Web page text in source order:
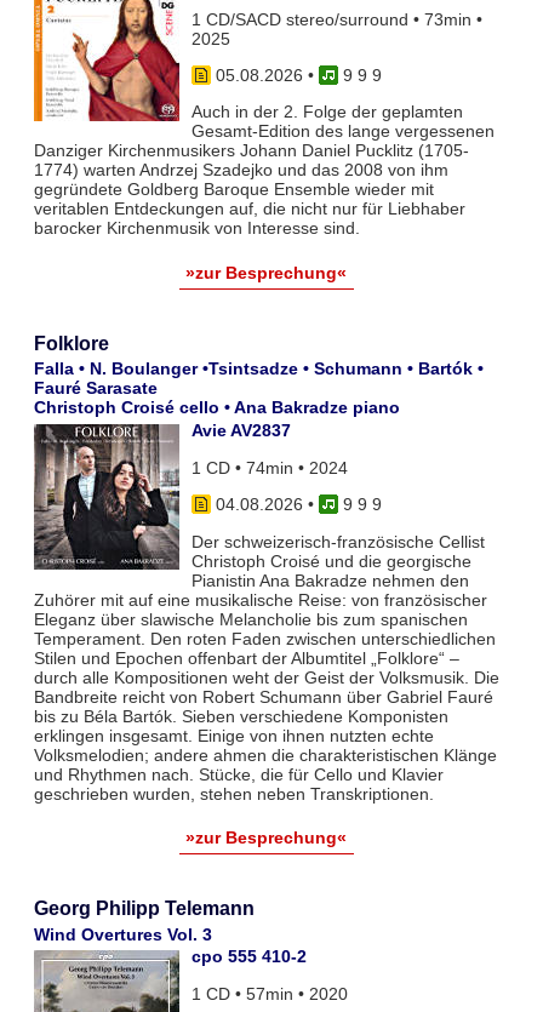
1 CD/SACD stereo/surround • 73min •
2025
05.08.2026 •
9 9 9
Auch in der 2. Folge der geplamten
Gesamt-Edition des lange vergessenen
Danziger Kirchenmusikers Johann Daniel Pucklitz (1705-
1774) warten Andrzej Szadejko und das 2008 von ihm
gegründete Goldberg Baroque Ensemble wieder mit
veritablen Entdeckungen auf, die nicht nur für Liebhaber
barocker Kirchenmusik von Interesse sind.
»zur Besprechung«
Folklore
Falla • N. Boulanger •Tsintsadze • Schumann • Bartók •
Fauré Sarasate
Christoph Croisé cello • Ana Bakradze piano
Avie AV2837
1 CD • 74min • 2024
04.08.2026 •
9 9 9
Der schweizerisch-französische Cellist
Christoph Croisé und die georgische
Pianistin Ana Bakradze nehmen den
Zuhörer mit auf eine musikalische Reise: von französischer
Eleganz über slawische Melancholie bis zum spanischen
Temperament. Den roten Faden zwischen unterschiedlichen
Stilen und Epochen offenbart der Albumtitel „Folklore“ –
durch alle Kompositionen weht der Geist der Volksmusik. Die
Bandbreite reicht von Robert Schumann über Gabriel Fauré
bis zu Béla Bartók. Sieben verschiedene Komponisten
erklingen insgesamt. Einige von ihnen nutzten echte
Volksmelodien; andere ahmen die charakteristischen Klänge
und Rhythmen nach. Stücke, die für Cello und Klavier
geschrieben wurden, stehen neben Transkriptionen.
»zur Besprechung«
Georg Philipp Telemann
Wind Overtures Vol. 3
cpo 555 410-2
1 CD • 57min • 2020